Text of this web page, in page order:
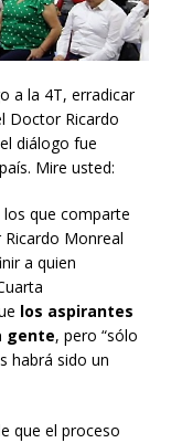
a la 4T, erradicar
Doctor Ricardo
diálogo fue
Mire usted:
los que comparte
Monreal
a quien
los aspirantes
gente, pero “sólo
habrá sido un
que el proceso